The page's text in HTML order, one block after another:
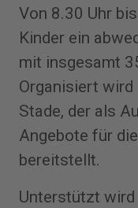
Von 8.30 Uhr
Kinder ein
mit insgesamt
Organisiert
Stade, der als
Angebote für
bereitstellt.
Unterstützt